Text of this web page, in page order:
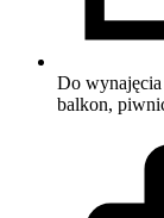
Do
balkon,